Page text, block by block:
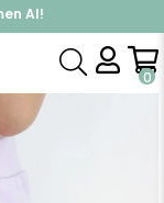
Al!
Üye Ol!
0
Kız Çocuk Şort Etek Fiyonk Aksesuarlı Fırfırlı Açık Lila (3-8 Yaş)